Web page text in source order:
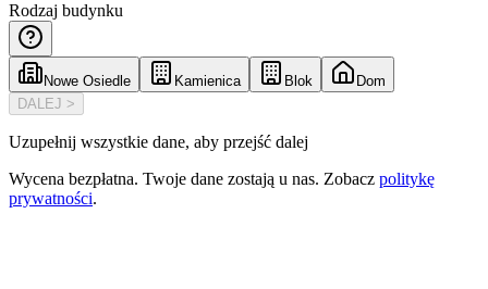
Rodzaj budynku
Nowe Osiedle Kamienica Blok
Dom
DALEJ >
Uzupełnij wszystkie dane, aby przejść dalej
Wycena bezpłatna. Twoje dane zostają u nas. Zobacz politykę
prywatności.